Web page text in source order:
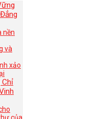
nền
và
xảo
Chỉ